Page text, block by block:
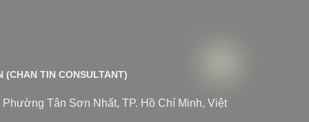
(CHAN TIN CONSULTANT)
Tân Sơn Nhất, TP. Hồ Chí Minh, Việt